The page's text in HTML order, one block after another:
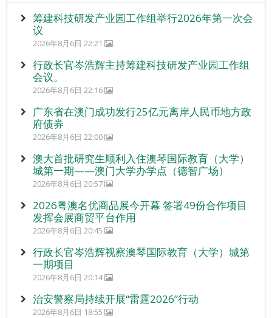
筹建科技研发产业园工作组举行2026年第一次会
议
2026年8月6日 22:21
行政长官岑浩辉主持筹建科技研发产业园工作组
会议。
2026年8月6日 22:16
广东省在澳门成功发行25亿元离岸人民币地方政
府债券
2026年8月6日 22:00
澳大首批研究生顺利入住澳琴国际教育（大学）
城第一期——澳门大学办学点（德智广场）
2026年8月6日 20:57
2026粤澳名优商品展今开幕 签署49份合作项目
发挥会展商贸平台作用
2026年8月6日 20:45
行政长官岑浩辉视察澳琴国际教育（大学）城第
一期项目
2026年8月6日 20:14
治安警察局持续开展“雷霆2026”行动
2026年8月6日 18:55